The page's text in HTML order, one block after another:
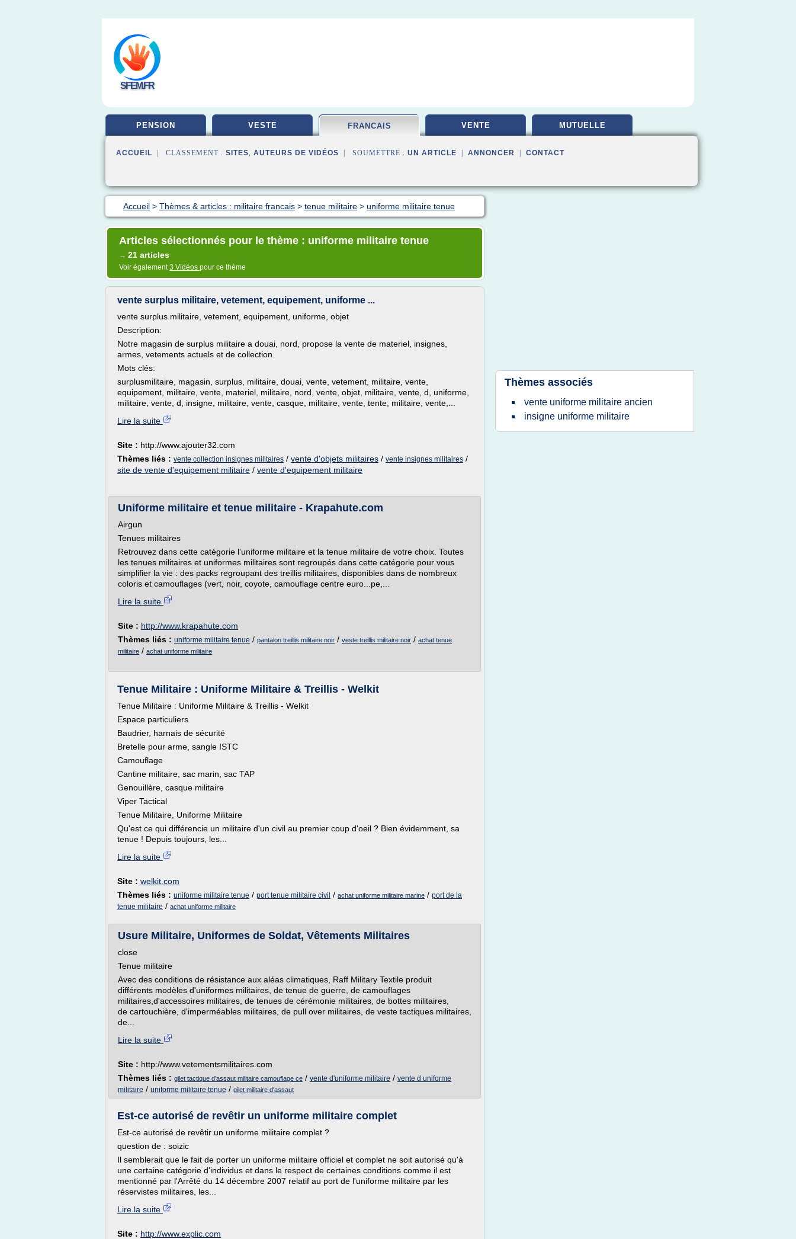
SFEM.FR
PENSION VESTE FRANCAIS VENTE MUTUELLE
ACCUEIL | CLASSEMENT : SITES, AUTEURS DE VIDÉOS | SOUMETTRE : UN ARTICLE ANNONCER CONTACT
Accueil > Thèmes & articles : militaire francais > tenue militaire > uniforme militaire tenue
Articles sélectionnés pour le thème : uniforme militaire tenue
→ 21 articles
Voir également3 Vidéos pour ce thème
vente surplus militaire, vetement, equipement, uniforme ...
vente surplus militaire, vetement, equipement, uniforme, objet
Description:
Notre magasin de surplus militaire a douai, nord, propose la vente de materiel, insignes,
armes, vetements actuels et de collection.
Mots clés:
surplusmilitaire, magasin, surplus, militaire, douai, vente, vetement, militaire, vente,
equipement, militaire, vente, materiel, militaire, nord, vente, objet, militaire, vente, d, uniforme,
militaire, vente, d, insigne, militaire, vente, casque, militaire, vente, tente, militaire, vente,...
Lire la suite
Site : http://www.ajouter32.com
Thèmes liés : vente collection insignes militaires / vente d'objets militaires / vente insignes militaires /
site de vente d'equipement militaire / vente d'equipement militaire
Uniforme militaire et tenue militaire - Krapahute.com
Airgun
Tenues militaires
Retrouvez dans cette catégorie l'uniforme militaire et la tenue militaire de votre choix. Toutes
les tenues militaires et uniformes militaires sont regroupés dans cette catégorie pour vous
simplifier la vie : des packs regroupant des treillis militaires, disponibles dans de nombreux
coloris et camouflages (vert, noir, coyote, camouflage centre euro...pe,...
Lire la suite
Site : http://www.krapahute.com
Thèmes liés : uniforme militaire tenue / pantalon treillis militaire noir / veste treillis militaire noir / achat tenue
militaire / achat uniforme militaire
Tenue Militaire : Uniforme Militaire & Treillis - Welkit
Tenue Militaire : Uniforme Militaire & Treillis - Welkit
Espace particuliers
Baudrier, harnais de sécurité
Bretelle pour arme, sangle ISTC
Camouflage
Cantine militaire, sac marin, sac TAP
Genouillère, casque militaire
Viper Tactical
Tenue Militaire, Uniforme Militaire
Qu'est ce qui différencie un militaire d'un civil au premier coup d'oeil ? Bien évidemment, sa
tenue ! Depuis toujours, les...
Lire la suite
Site : welkit.com
Thèmes liés : uniforme militaire tenue / port tenue militaire civil / achat uniforme militaire marine / port de la
tenue militaire / achat uniforme militaire
Usure Militaire, Uniformes de Soldat, Vêtements Militaires
close
Tenue militaire
Avec des conditions de résistance aux aléas climatiques, Raff Military Textile produit
différents modèles d'uniformes militaires, de tenue de guerre, de camouflages
militaires,d'accessoires militaires, de tenues de cérémonie militaires, de bottes militaires,
de cartouchière, d'imperméables militaires, de pull over militaires, de veste tactiques militaires,
de...
Lire la suite
Site : http://www.vetementsmilitaires.com
Thèmes liés : gilet tactique d'assaut militaire camouflage ce / vente d'uniforme militaire / vente d uniforme
militaire / uniforme militaire tenue / gilet militaire d'assaut
Est-ce autorisé de revêtir un uniforme militaire complet
Est-ce autorisé de revêtir un uniforme militaire complet ?
question de : soizic
Il semblerait que le fait de porter un uniforme militaire officiel et complet ne soit autorisé qu'à
une certaine catégorie d'individus et dans le respect de certaines conditions comme il est
mentionné par l'Arrêté du 14 décembre 2007 relatif au port de l'uniforme militaire par les
réservistes militaires, les...
Lire la suite
Site : http://www.explic.com
Thèmes associés
vente uniforme militaire ancien
insigne uniforme militaire